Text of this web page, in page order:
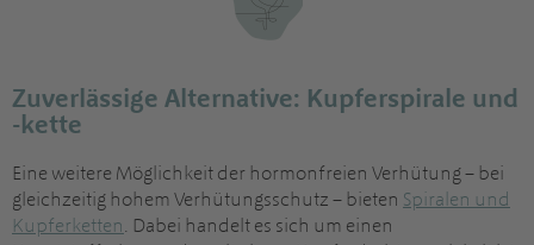
Zuverlässige Alternative: Kupferspirale und
-kette
Eine weitere Möglichkeit der hormonfreien Verhütung – bei
gleichzeitig hohem Verhütungsschutz – bieten Spiralen und
Kupferketten. Dabei handelt es sich um einen